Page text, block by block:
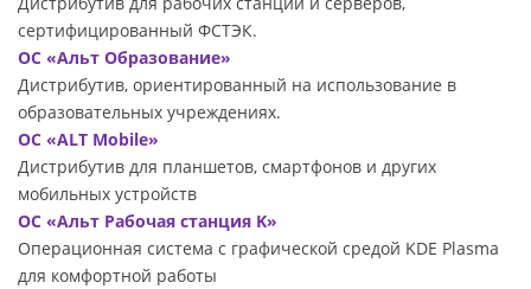
сертифицированный ФСТЭК.
ОС «Альт Образование»
Дистрибутив, ориентированный на использование в
образовательных учреждениях.
ОС «ALT Mobile»
Дистрибутив для планшетов, смартфонов и других
мобильных устройств
ОС «Альт Рабочая станция K»
Операционная система с графической средой KDE Plasma
для комфортной работы